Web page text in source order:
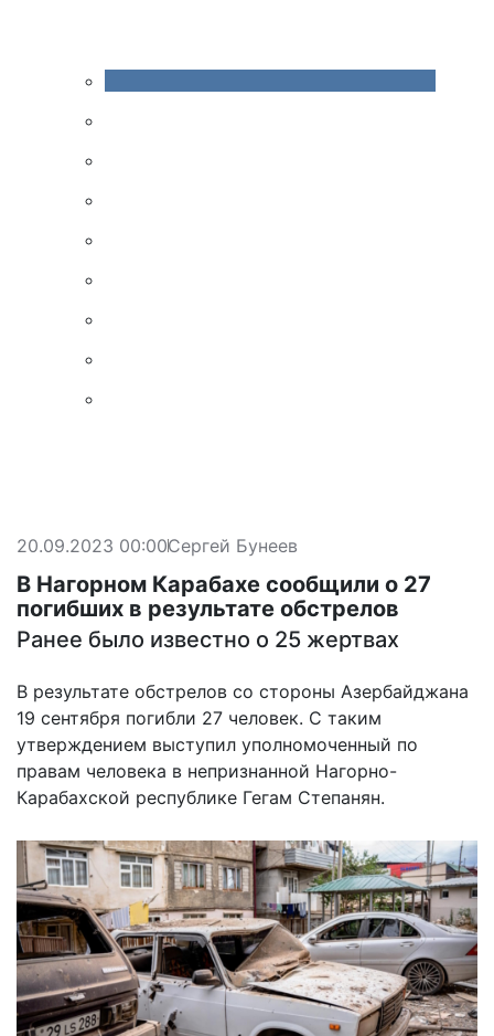
20.09.2023 00:00Сергей Бунеев
В Нагорном Карабахе сообщили о 27
погибших в результате обстрелов
Ранее было известно о 25 жертвах
В результате обстрелов со стороны Азербайджана
19 сентября погибли 27 человек. С таким
утверждением выступил уполномоченный по
правам человека в непризнанной Нагорно-
Карабахской республике Гегам Степанян.